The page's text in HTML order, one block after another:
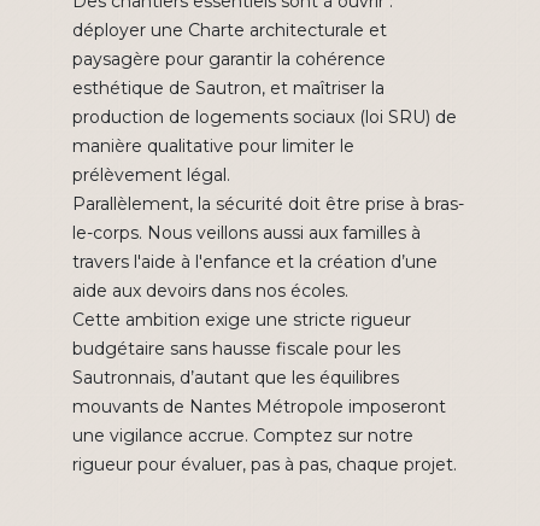
déployer une Charte architecturale et
paysagère pour garantir la cohérence
esthétique de Sautron, et maîtriser la
production de logements sociaux (loi SRU) de
manière qualitative pour limiter le
prélèvement légal.
Parallèlement, la sécurité doit être prise à bras-
le-corps. Nous veillons aussi aux familles à
travers l'aide à l'enfance et la création d’une
aide aux devoirs dans nos écoles.
Cette ambition exige une stricte rigueur
budgétaire sans hausse fiscale pour les
Sautronnais, d’autant que les équilibres
mouvants de Nantes Métropole imposeront
une vigilance accrue. Comptez sur notre
rigueur pour évaluer, pas à pas, chaque projet.